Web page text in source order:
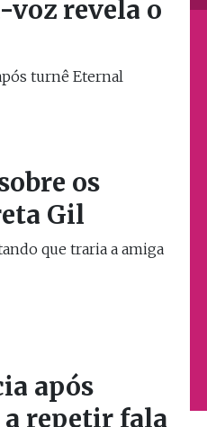
revela o
turnê Eternal
os
Gil
que traria a amiga
após
repetir fala